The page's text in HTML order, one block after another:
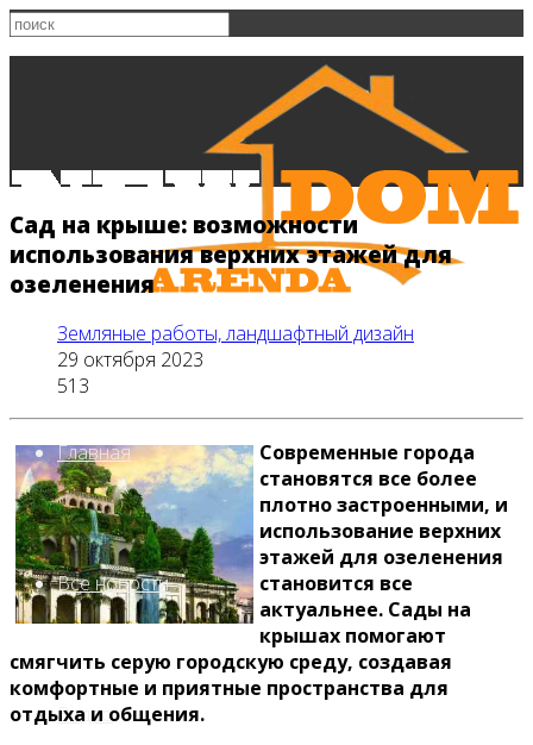
Главная
Все новости
Видео
Сад на крыше: возможности
использования верхних этажей для
озеленения
Земляные работы, ландшафтный дизайн
29 октября 2023
513
Современные города
становятся все более
плотно застроенными, и
использование верхних
этажей для озеленения
становится все
актуальнее. Сады на
крышах помогают
смягчить серую городскую среду, создавая
комфортные и приятные пространства для
отдыха и общения.